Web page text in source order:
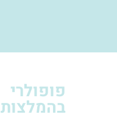
פופולרי
בהמלצות